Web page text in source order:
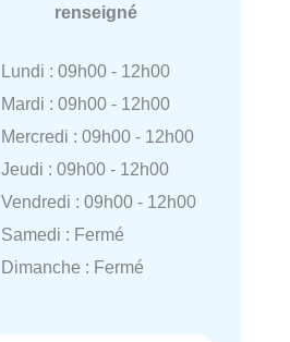
renseigné
Lundi : 09h00 - 12h00
Mardi : 09h00 - 12h00
Mercredi : 09h00 - 12h00
Jeudi : 09h00 - 12h00
Vendredi : 09h00 - 12h00
Samedi : Fermé
Dimanche : Fermé